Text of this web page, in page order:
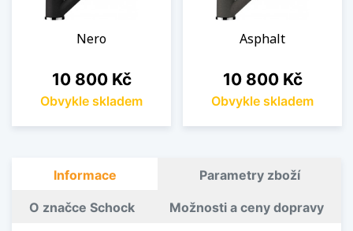
Nero
Cena
10 800 Kč
Obvykle skladem
Asphalt
Cena
10 800 Kč
Obvykle skladem
Informace Parametry zboží
O značce Schock Možnosti a ceny dopravy